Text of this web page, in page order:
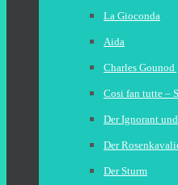
La Gioconda
Aida
Charles Gounod
Cosi fan tutte –
Der Ignorant
Der
Der Sturm